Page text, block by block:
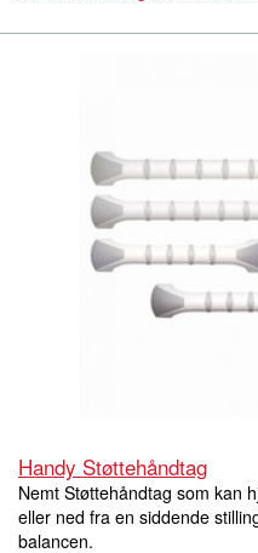
Handy Støttehåndtag
Nemt Støttehåndtag som kan
eller ned fra en siddende
balancen.